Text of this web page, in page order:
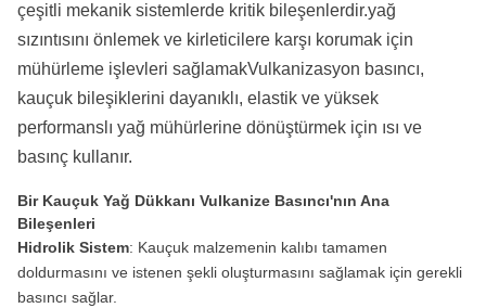
çeşitli mekanik sistemlerde kritik bileşenlerdir.yağ
sızıntısını önlemek ve kirleticilere karşı korumak için
mühürleme işlevleri sağlamakVulkanizasyon basıncı,
kauçuk bileşiklerini dayanıklı, elastik ve yüksek
performanslı yağ mühürlerine dönüştürmek için ısı ve
basınç kullanır.
Bir Kauçuk Yağ Dükkanı Vulkanize Basıncı'nın Ana
Bileşenleri
Hidrolik Sistem: Kauçuk malzemenin kalıbı tamamen
doldurmasını ve istenen şekli oluşturmasını sağlamak için gerekli
basıncı sağlar.